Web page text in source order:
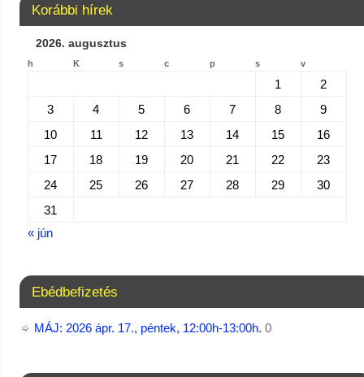
Korábbi hírek
2026. augusztus
h K s c p s v
1
2
3
4 5 6 7 8
9
10
11 12 13 14 15
16
17
18 19 20 21 22
23
24
25 26 27 28 29
30
31
« jún
Ebédbefizetés
MÁJ: 2026 ápr. 17., péntek, 12:00h-13:00h. 0